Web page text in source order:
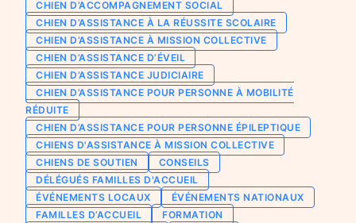
Chien d’assistance pour personne
épileptique
CHIENS À MISSION COLLECTIVE
Chien d’assistance d’accompagnement
social
Chien d’assistance à la réussite scolaire
Chien d’assistance judiciaire
Je deviens mécène ou partenaire
Ils nous soutiennent
Je m’engage / j’engage mes collaborateurs
Je lance une collecte
J’engage mes clients
CHIEN D’ACCOMPAGNEMENT SOCIAL
CHIEN D’ASSISTANCE À LA RÉUSSITE SCOLAIRE
CHIEN D’ASSISTANCE À MISSION COLLECTIVE
CHIEN D’ASSISTANCE D’ÉVEIL
CHIEN D’ASSISTANCE JUDICIAIRE
CHIEN D’ASSISTANCE POUR PERSONNE À MOBILITÉ
RÉDUITE
CHIEN D’ASSISTANCE POUR PERSONNE ÉPILEPTIQUE
CHIENS D'ASSISTANCE À MISSION COLLECTIVE
CHIENS DE SOUTIEN
CONSEILS
DÉLÉGUÉS FAMILLES D'ACCUEIL
ÉVÉNEMENTS LOCAUX
ÉVÉNEMENTS NATIONAUX
FAMILLES D’ACCUEIL
FORMATION